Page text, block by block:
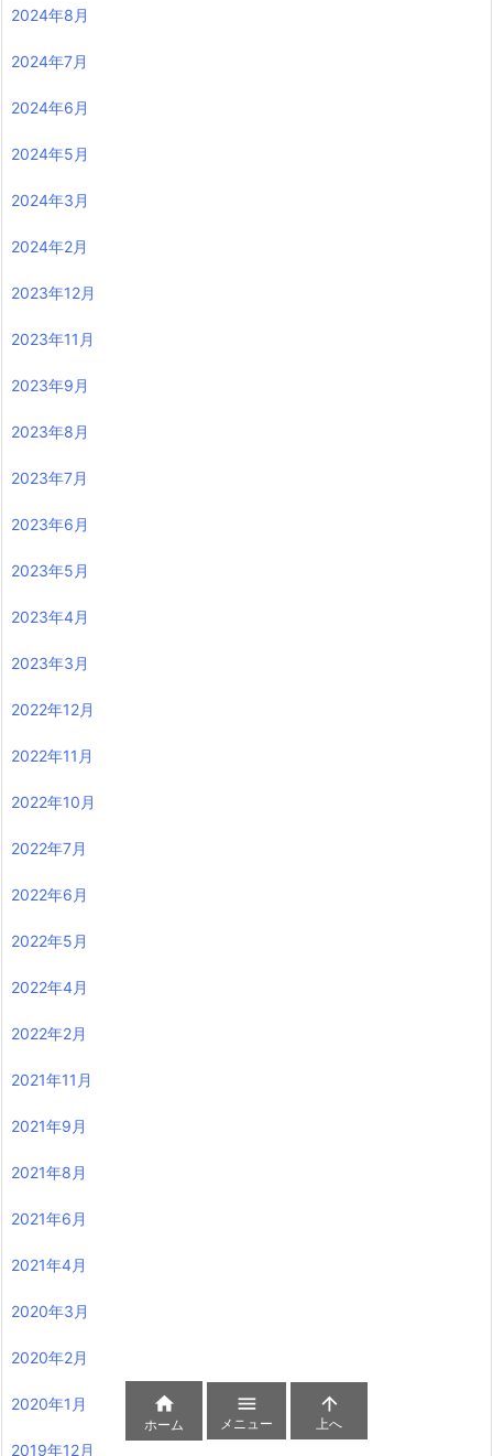
2024年8月
2024年7月
2024年6月
2024年5月
2024年3月
2024年2月
2023年12月
2023年11月
2023年9月
2023年8月
2023年7月
2023年6月
2023年5月
2023年4月
2023年3月
2022年12月
2022年11月
2022年10月
2022年7月
2022年6月
2022年5月
2022年4月
2022年2月
2021年11月
2021年9月
2021年8月
2021年6月
2021年4月
2020年3月
2020年2月
2020年1月
2019年12月

ホーム

メニュー

上へ